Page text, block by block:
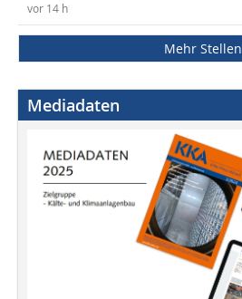
vor 14 h
Mehr Stellen
Mediadaten